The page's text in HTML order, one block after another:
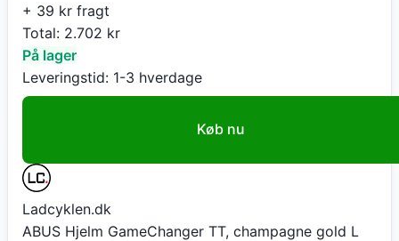
+ 39 kr fragt
Total: 2.702 kr
På lager
Leveringstid: 1-3 hverdage
Køb nu
Ladcyklen.dk
ABUS Hjelm GameChanger TT, champagne gold L